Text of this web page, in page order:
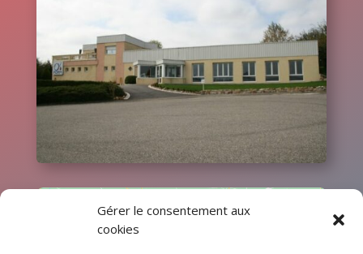
Gérer le consentement aux
cookies